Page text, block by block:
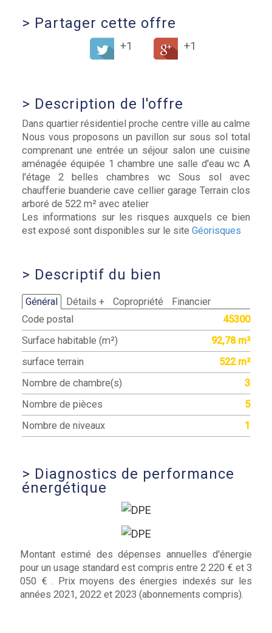
> Partager cette offre
+1 +1
> Description de l'offre
Dans quartier résidentiel proche centre ville au calme
Nous vous proposons un pavillon sur sous sol total
comprenant une entrée un séjour salon une cuisine
aménagée équipée 1 chambre une salle d'eau wc A
l'étage 2 belles chambres wc Sous sol avec
chaufferie buanderie cave cellier garage Terrain clos
arboré de 522 m² avec atelier
Les informations sur les risques auxquels ce bien
est exposé sont disponibles sur le site Géorisques
> Descriptif du bien
Général Détails + Copropriété
Financier
Code postal
45300
Surface habitable (m²)
92,78 m²
surface terrain
522 m²
Nombre de chambre(s)
3
Nombre de pièces
5
Nombre de niveaux
1
> Diagnostics de performance
énergétique
Montant estimé des dépenses annuelles d'énergie
pour un usage standard est compris entre 2 220 € et 3
050 € . Prix moyens des énergies indexés sur les
années 2021, 2022 et 2023 (abonnements compris).